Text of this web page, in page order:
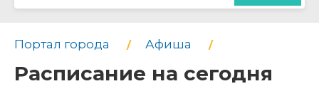
Портал города Афиша
Расписание на сегодня